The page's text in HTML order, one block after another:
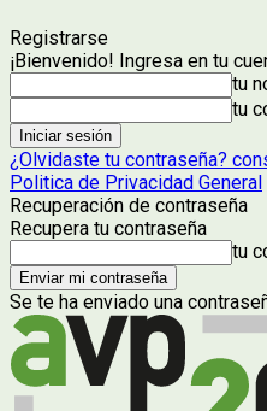
Registrarse
¡Bienvenido! Ingresa en tu
tu
tu
¿Olvidaste tu contraseña?
Politica de Privacidad General
Recuperación de contraseña
Recupera tu contraseña
tu
Se te ha enviado una